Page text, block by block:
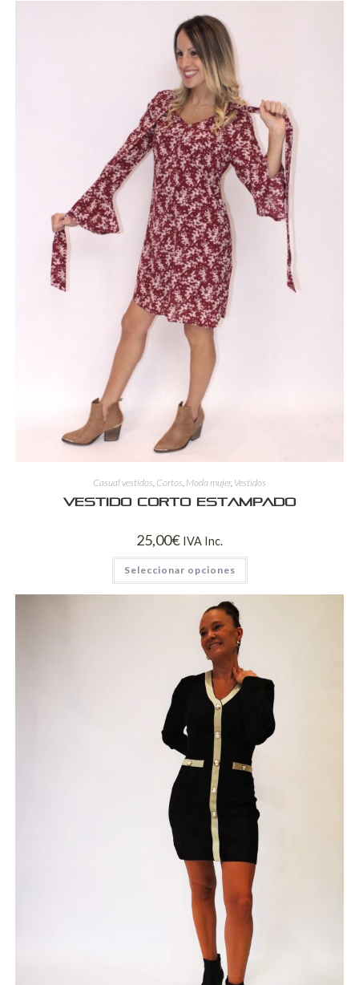
Casual vestidos, Cortos, Moda mujer, Vestidos
Vestido corto estampado
25,00€ IVA Inc.
Seleccionar opciones